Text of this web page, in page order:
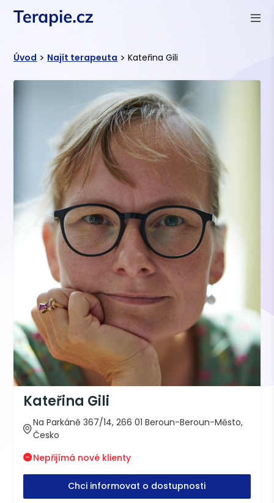
Úvod > Najít terapeuta > Kateřina Gili
Kateřina Gili
Na Parkáně 367/14, 266 01 Beroun-Beroun-Město,
Česko
Nepřijímá nové klienty
Chci informovat o dostupnosti